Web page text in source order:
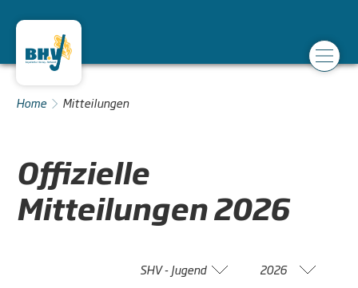
Home Mitteilungen
Offizielle
Mitteilungen2026
SHV - Jugend 2026